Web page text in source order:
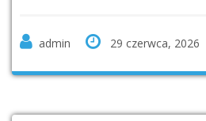
admin 29 czerwca, 2026